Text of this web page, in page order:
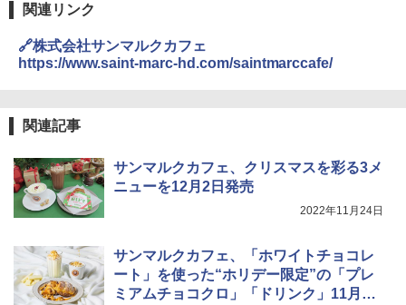
関連リンク
🔗株式会社サンマルクカフェ
https://www.saint-marc-hd.com/saintmarccafe/
関連記事
サンマルクカフェ、クリスマスを彩る3メ
ニューを12月2日発売
2022年11月24日
サンマルクカフェ、「ホワイトチョコレ
ート」を使った“ホリデー限定”の「プレ
ミアムチョコクロ」「ドリンク」11月1